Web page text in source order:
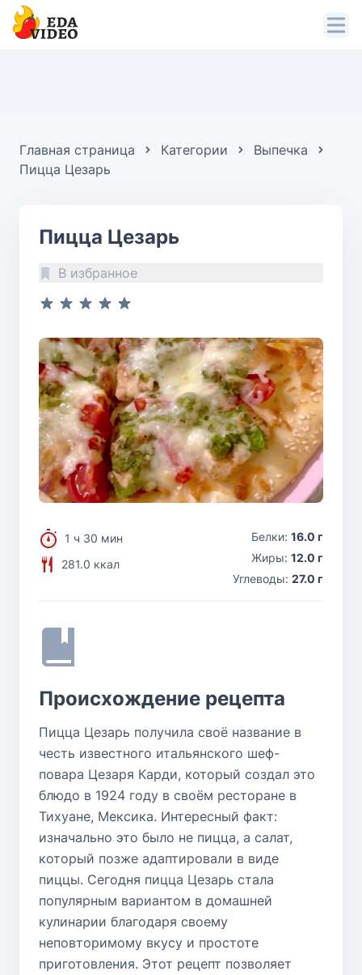
Главная страница Категории
Выпечка
Пицца Цезарь
Пицца Цезарь
В избранное
1 ч 30 мин
281.0 ккал
Белки: 16.0 г
Жиры: 12.0 г
Углеводы: 27.0 г
Происхождение рецепта
Пицца Цезарь получила своё название в
честь известного итальянского шеф-
повара Цезаря Карди, который создал это
блюдо в 1924 году в своём ресторане в
Тихуане, Мексика. Интересный факт:
изначально это было не пицца, а салат,
который позже адаптировали в виде
пиццы. Сегодня пицца Цезарь стала
популярным вариантом в домашней
кулинарии благодаря своему
неповторимому вкусу и простоте
приготовления. Этот рецепт позволяет